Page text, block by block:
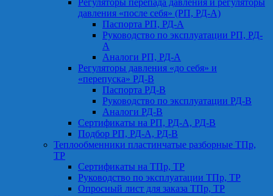
Регуляторы перепада давления и регуляторы
давления «после себя» (РП, РД-А)
Паспорта РП, РД-А
Руководство по эксплуатации РП, РД-
А
Аналоги РП, РД-А
Регуляторы давления «до себя» и
«перепуска» РД-В
Паспорта РД-В
Руководство по эксплуатации РД-В
Аналоги РД-В
Сертификаты на РП, РД-А, РД-В
Подбор РП, РД-А, РД-В
Теплообменники пластинчатые разборные ТПр,
ТР
Сертификаты на ТПр, ТР
Руководство по эксплуатации ТПр, ТР
Опросный лист для заказа ТПр, ТР